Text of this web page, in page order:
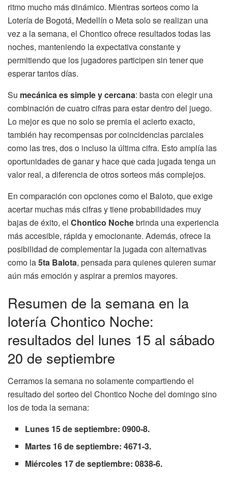
ritmo mucho más dinámico. Mientras sorteos como la
Lotería de Bogotá, Medellín o Meta solo se realizan una
vez a la semana, el Chontico ofrece resultados todas las
noches, manteniendo la expectativa constante y
permitiendo que los jugadores participen sin tener que
esperar tantos días.
Su mecánica es simple y cercana: basta con elegir una
combinación de cuatro cifras para estar dentro del juego.
Lo mejor es que no solo se premia el acierto exacto,
también hay recompensas por coincidencias parciales
como las tres, dos o incluso la última cifra. Esto amplía las
oportunidades de ganar y hace que cada jugada tenga un
valor real, a diferencia de otros sorteos más complejos.
En comparación con opciones como el Baloto, que exige
acertar muchas más cifras y tiene probabilidades muy
bajas de éxito, el Chontico Nochebrinda una experiencia
más accesible, rápida y emocionante. Además, ofrece la
posibilidad de complementar la jugada con alternativas
como la5ta Balota, pensada para quienes quieren sumar
aún más emoción y aspirar a premios mayores.
Resumen de la semana en la
lotería Chontico Noche:
resultados del lunes 15 al sábado
20 de septiembre
Cerramos la semana no solamente compartiendo el
resultado del sorteo del Chontico Noche del domingo sino
los de toda la semana:
Lunes 15 de septiembre: 0900-8.
Martes 16 de septiembre: 4671-3.
Miércoles 17 de septiembre: 0838-6.